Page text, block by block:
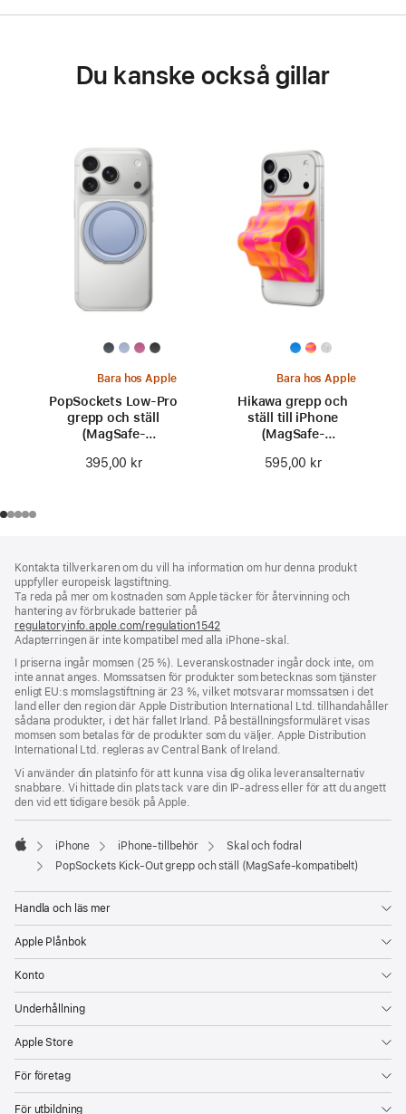
Du kanske också gillar
Bara hos Apple
PopSockets Low-Pro
grepp och ställ
(MagSafe-
395,00 kr
Bara hos Apple
Hikawa grepp och
ställ till iPhone
(MagSafe-
595,00 kr
Kontakta tillverkaren om du vill ha information om hur denna produkt
uppfyller europeisk lagstiftning.
Ta reda på mer om kostnaden som Apple täcker för återvinning och
hantering av förbrukade batterier på
regulatoryinfo.apple.com/regulation1542
i
nytt
fönster)
Adapterringen är inte kompatibel med alla iPhone-skal.
I priserna ingår momsen (25 %). Leveranskostnader ingår dock inte, om
inte annat anges. Momssatsen för produkter som betecknas som tjänster
enligt EU:s momslagstiftning är 23 %, vilket motsvarar momssatsen i det
land eller den region där Apple Distribution International Ltd. tillhandahåller
sådana produkter, i det här fallet Irland. På beställningsformuläret visas
momsen som betalas för de produkter som du väljer. Apple Distribution
International Ltd. regleras av Central Bank of Ireland.
Vi använder din platsinfo för att kunna visa dig olika leveransalternativ
snabbare. Vi hittade din plats tack vare din IP-adress eller för att du angett
den vid ett tidigare besök på Apple.
Apple
iPhone iPhone-tillbehör
Skal och fodral
PopSockets Kick-Out grepp och ställ (MagSafe-kompatibelt)
Handla och läs mer
Apple Plånbok
Konto
Underhållning
Apple Store
För företag
För utbildning